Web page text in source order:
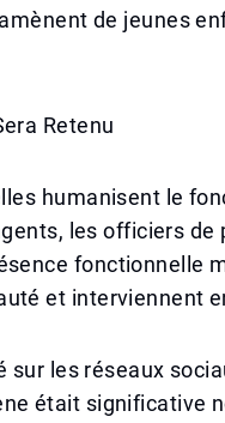
de jeunes
Retenu
humanisent le
les officiers de
fonctionnelle
et interviennent
sur les réseaux
était significative